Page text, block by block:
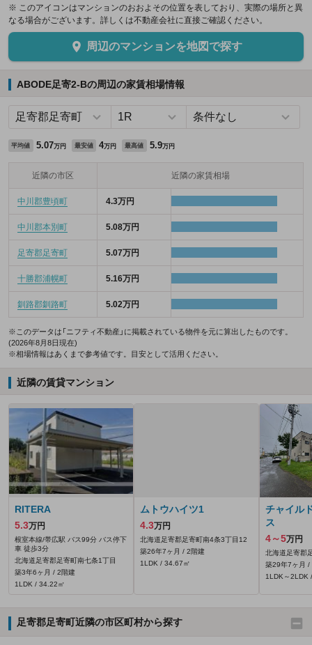
※ このアイコンはマンションのおおよその位置を表しており、実際の場所と異
なる場合がございます。詳しくは不動産会社に直接ご確認ください。
周辺のマンションを地図で探す
ABODE足寄2-Bの周辺の家賃相場情報
平均値 5.07万円 最安値 4万円 最高値 5.9万円
近隣の市区 近隣の家賃相場
中川郡豊頃町 4.3万円
中川郡本別町 5.08万円
足寄郡足寄町 5.07万円
十勝郡浦幌町 5.16万円
釧路郡釧路町 5.02万円
※このデータは「ニフティ不動産」に掲載されている物件を元に算出したものです。
(2026年8月8日現在)
※相場情報はあくまで参考値です。目安として活用ください。
近隣の賃貸マンション
RITERA
5.3万円
根室本線/帯広駅 バス99分 バス停下
車 徒歩3分
北海道足寄郡足寄町南七条1丁目
築3年6ヶ月 / 2階建
1LDK / 34.22㎡
ムトウハイツ1
4.3万円
北海道足寄郡足寄町南4条3丁目12
築26年7ヶ月 / 2階建
1LDK / 34.67㎡
チャイル
ス
4～5万円
北海道足寄郡
築29年7ヶ月 /
1LDK～2LDK
足寄郡足寄町近隣の市区町村から探す